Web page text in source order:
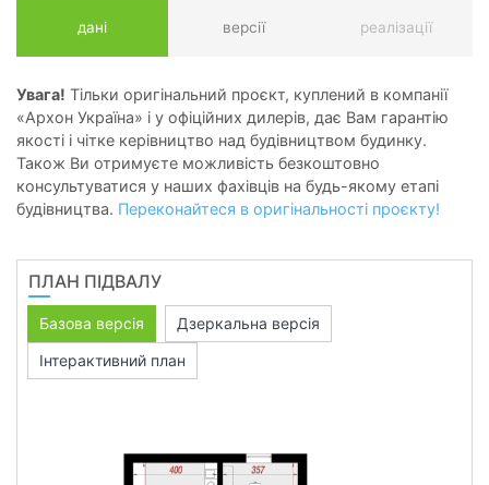
дані версії реалізації
Увага! Тільки оригінальний проєкт, куплений в компанії
«Архон Україна» і у офіційних дилерів, дає Вам гарантію
якості і чітке керівництво над будівництвом будинку.
Також Ви отримуєте можливість безкоштовно
консультуватися у наших фахівців на будь-якому етапі
будівництва. Переконайтеся в оригінальності проєкту!
ПЛАН ПІДВАЛУ
Базова версія
Дзеркальна версія
Інтерактивний план